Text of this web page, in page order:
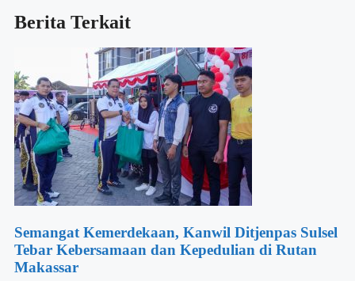
Berita Terkait
Semangat Kemerdekaan, Kanwil Ditjenpas Sulsel
Tebar Kebersamaan dan Kepedulian di Rutan
Makassar